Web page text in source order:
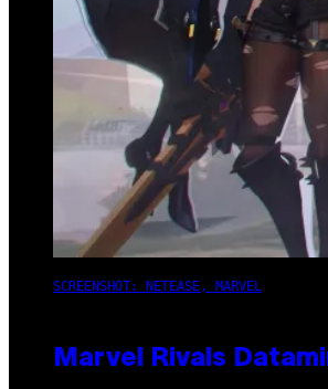
SCREENSHOT: NETEASE, MARVEL
Marvel Rivals